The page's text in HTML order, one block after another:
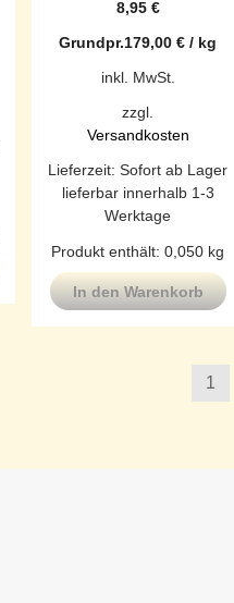
8,95 €
Grundpr.179,00 € / kg
inkl. MwSt.
zzgl.
Versandkosten
Lieferzeit: Sofort ab Lager
lieferbar innerhalb 1-3
Werktage
Produkt enthält: 0,050 kg
In den Warenkorb
1